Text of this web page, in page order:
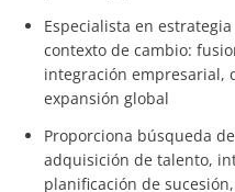
Especialista en
contexto de cambio:
integración empresarial,
expansión global
Proporciona búsqueda
adquisición de talento,
planificación de